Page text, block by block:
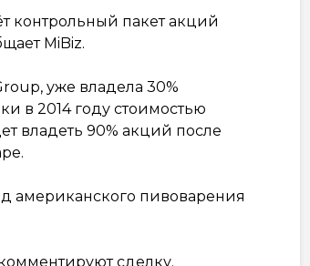
контрольный пакет акций
MiBiz.
уже владела 30%
в 2014 году стоимостью
владеть 90% акций после
американского пивоварения
сделку.